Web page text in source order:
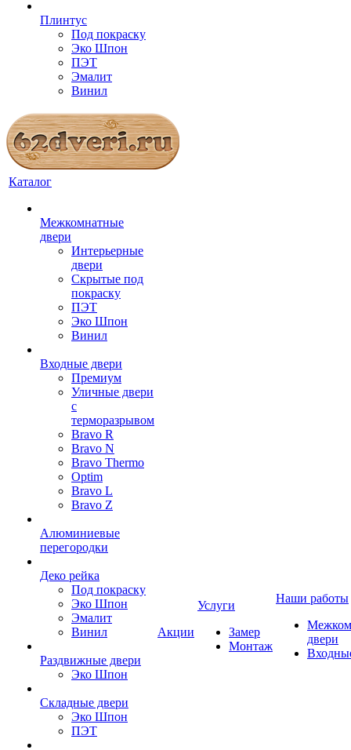
Плинтус
Под покраску
Эко Шпон
ПЭТ
Эмалит
Винил
Каталог
Межкомнатные
двери
Интерьерные
двери
Скрытые под
покраску
ПЭТ
Эко Шпон
Винил
Входные двери
Премиум
Уличные двери
с
терморазрывом
Bravo R
Bravo N
Bravo Thermo
Optim
Bravo L
Bravo Z
Алюминиевые
перегородки
Деко рейка
Под покраску
Эко Шпон
Эмалит
Винил
Раздвижные двери
Эко Шпон
Складные двери
Эко Шпон
ПЭТ
Акции
Услуги
Замер
Монтаж
Наши работы
двери